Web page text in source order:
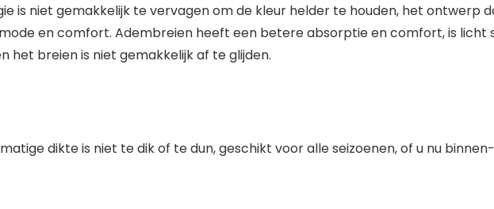
is niet gemakkelijk te vervagen om de kleur helder te houden, het ontwerp
en comfort. Adembreien heeft een betere absorptie en comfort, is
het breien is niet gemakkelijk af te glijden.
dikte is niet te dik of te dun, geschikt voor alle seizoenen, of u nu